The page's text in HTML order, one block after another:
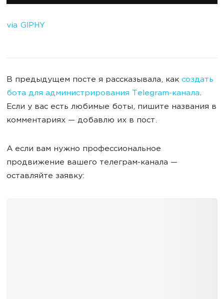
via GIPHY
В предыдущем посте я рассказывала, как создать
бота для администрирования Telegram-канала.
Если у вас есть любимые боты, пишите названия в
комментариях — добавлю их в пост.
А если вам нужно профессиональное
продвижение вашего телеграм-канала —
оставляйте заявку: